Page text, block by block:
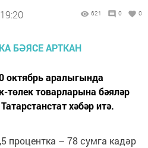
621 0 0
октябрь аралыгында
төлек товарларына бәяләр
хәбәр итә.
процентка – 78 сумга кадәр